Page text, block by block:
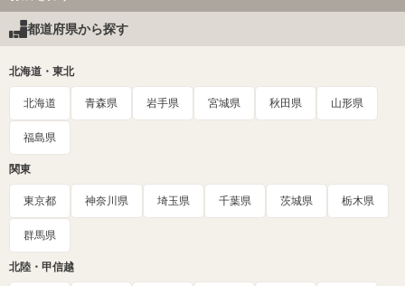
都道府県から探す
北海道・東北
北海道 青森県 岩手県 宮城県 秋田県 山形県
福島県
関東
東京都 神奈川県 埼玉県 千葉県 茨城県 栃木県
群馬県
北陸・甲信越